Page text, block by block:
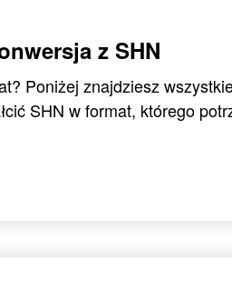
z SHN
Poniżej znajdziesz
SHN w format, którego